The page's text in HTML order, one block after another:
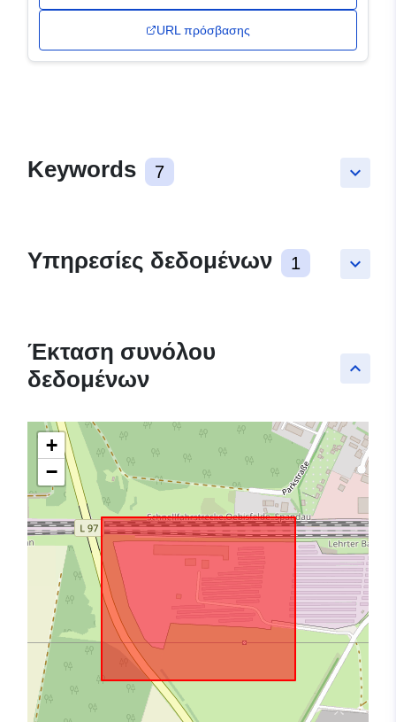
URL πρόσβασης
keyboard_arrow_down
Keywords 7
keyboard_arrow_down
Υπηρεσίες δεδομένων 1
keyboard_arrow_up
Έκταση συνόλου
δεδομένων
+
−